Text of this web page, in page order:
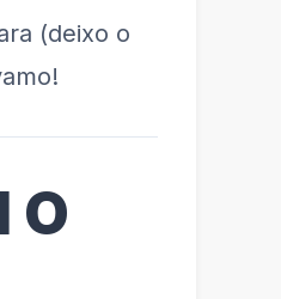
(deixo o
O